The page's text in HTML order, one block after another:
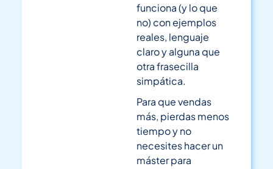
funciona (y lo que
no) con ejemplos
reales, lenguaje
claro y alguna que
otra frasecilla
simpática.
Para que vendas
más, pierdas menos
tiempo y no
necesites hacer un
máster para